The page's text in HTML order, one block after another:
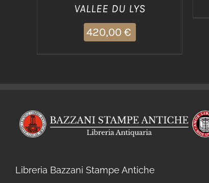
VALLEE DU LYS
420,00 €
Libreria Bazzani Stampe Antiche